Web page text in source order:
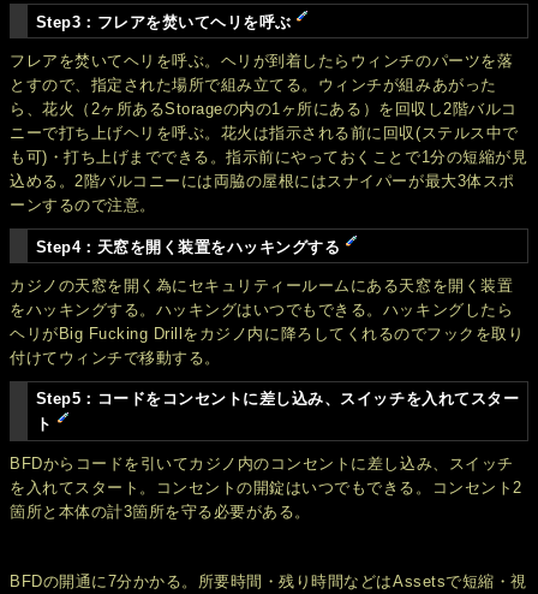
Step3：フレアを焚いてヘリを呼ぶ
フレアを焚いてヘリを呼ぶ。ヘリが到着したらウィンチのパーツを落
とすので、指定された場所で組み立てる。ウィンチが組みあがった
ら、花火（2ヶ所あるStorageの内の1ヶ所にある）を回収し2階バルコ
ニーで打ち上げヘリを呼ぶ。花火は指示される前に回収(ステルス中で
も可)・打ち上げまでできる。指示前にやっておくことで1分の短縮が見
込める。2階バルコニーには両脇の屋根にはスナイパーが最大3体スポ
ーンするので注意。
Step4：天窓を開く装置をハッキングする
カジノの天窓を開く為にセキュリティールームにある天窓を開く装置
をハッキングする。ハッキングはいつでもできる。ハッキングしたら
ヘリがBig Fucking Drillをカジノ内に降ろしてくれるのでフックを取り
付けてウィンチで移動する。
Step5：コードをコンセントに差し込み、スイッチを入れてスター
ト
BFDからコードを引いてカジノ内のコンセントに差し込み、スイッチ
を入れてスタート。コンセントの開錠はいつでもできる。コンセント2
箇所と本体の計3箇所を守る必要がある。
BFDの開通に7分かかる。所要時間・残り時間などはAssetsで短縮・視